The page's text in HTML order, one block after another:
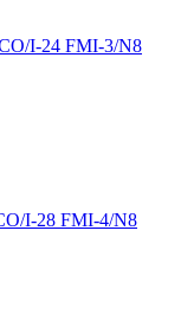
I-24 FMI-3/N8
I-28 FMI-4/N8